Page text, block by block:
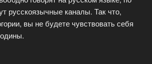
русскоязычные каналы. Так что,
вы не будете чувствовать себя